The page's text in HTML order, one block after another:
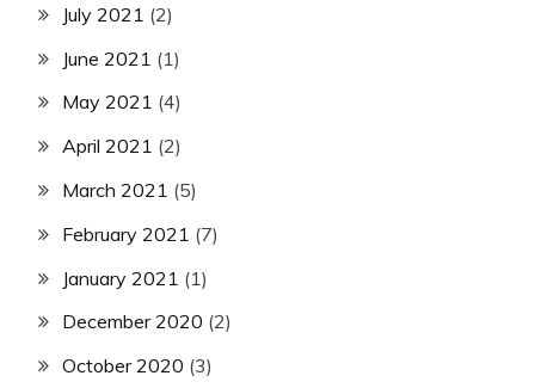
July 2021 (2)
June 2021 (1)
May 2021 (4)
April 2021 (2)
March 2021 (5)
February 2021 (7)
January 2021 (1)
December 2020 (2)
October 2020 (3)